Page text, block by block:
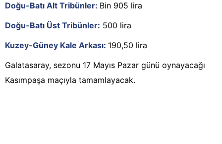
Doğu-Batı Alt Tribünler: Bin 905 lira
Doğu-Batı Üst Tribünler: 500 lira
Kuzey-Güney Kale Arkası: 190,50 lira
Galatasaray, sezonu 17 Mayıs Pazar günü oynayacağı
Kasımpaşa maçıyla tamamlayacak.